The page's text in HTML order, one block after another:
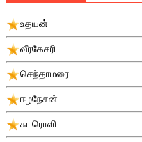
உதயன்
வீரகேசரி
செந்தாமரை
ஈழநேசன்
சுடரொளி